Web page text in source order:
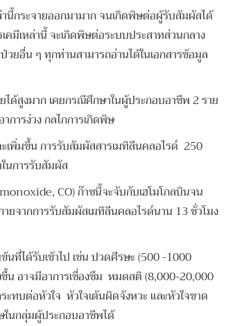
นี้กระจายออกมามาก จนเกิดพิษต่อผู้รับสัมผัสได้
คมีเหล่านี้ จะเกิดพิษต่อระบบประสาทส่วนกลาง
วยอื่น ๆ ทุกท่านสามารถอ่านได้ในเอกสารข้อมูล
สูงมาก เคยกรณีศึกษาในผู้ประกอบอาชีพ 2 ราย
ารง่วง กลไกการเกิดพิษ
พิ่มขึ้น การรับสัมผัสสารเมทิลีนคลอไรด์ 250
นการรับสัมผัส
CO) ก๊าซนี้จะจับกับเฮโมโกลบินจน
ยจากการรับสัมผัสเมทิลีนคลอไรด์นาน 13 ชั่วโมง
ที่ได้รับเข้าไป เช่น ปวดศีรษะ (500 -1000
น อาจมีอาการเซื่องซึม หมดสติ (8,000-20,000
ทบต่อหัวใจ หัวใจเต้นผิดจังหวะ และหัวใจขาด
นกลุ่มผู้ประกอบอาชีพได้